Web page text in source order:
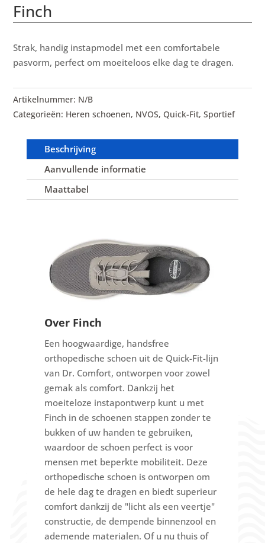
Finch
Strak, handig instapmodel met een comfortabele
pasvorm, perfect om moeiteloos elke dag te dragen.
Artikelnummer: N/B
Categorieën: Heren schoenen, NVOS, Quick-Fit,Sportief
Beschrijving
Aanvullende informatie
Maattabel
Over Finch
Een hoogwaardige, handsfree
orthopedische schoen uit de Quick-Fit-lijn
van Dr. Comfort, ontworpen voor zowel
gemak als comfort. Dankzij het
moeiteloze instapontwerp kunt u met
Finch in de schoenen stappen zonder te
bukken of uw handen te gebruiken,
waardoor de schoen perfect is voor
mensen met beperkte mobiliteit. Deze
orthopedische schoen is ontworpen om
de hele dag te dragen en biedt superieur
comfort dankzij de "licht als een veertje"
constructie, de dempende binnenzool en
ademende materialen. Of u nu thuis of